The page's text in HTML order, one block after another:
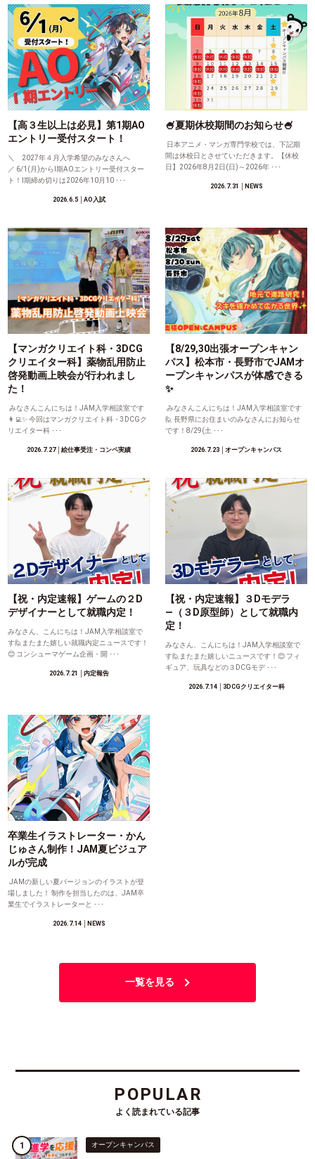
【高３生以上は必見】第1期AO
エントリー受付スタート！
＼ 2027年４月入学希望のみなさんへ
／ 6/1(月)からⅠ期AOエントリー受付スター
ト！Ⅰ期締め切りは2026年10月10 ･･･
2026.6.5│AO入試
🍧夏期休校期間のお知らせ🍧
日本アニメ・マンガ専門学校では、下記期
間は休校日とさせていただきます。【休校
日】2026年8月2日(日)～2026年 ･･･
2026.7.31 │NEWS
【マンガクリエイト科・3DCG
クリエイター科】薬物乱用防止
啓発動画上映会が行われまし
た！
みなさんこんにちは！JAM入学相談室です
👩‍💻✨ 今回はマンガクリエイト科・3DCGク
リエイター科 ･･･
2026.7.27│絵仕事受注・コンペ実績
【8/29,30出張オープンキャン
パス】松本市・長野市でJAMオ
ープンキャンパスが体感できる
✨
みなさんこんにちは！JAM入学相談室です
🙋 長野県にお住まいのみなさんにお知らせ
です！8/29(土 ･･･
2026.7.23 │オープンキャンパス
【祝・内定速報】ゲームの２D
デザイナーとして就職内定！
みなさん、こんにちは！JAM入学相談室で
す🙋またまた嬉しい就職内定ニュースです！
😊 コンシューマゲーム企画・開 ･･･
2026.7.21 │内定報告
【祝・内定速報】３Dモデラ
―（３D原型師）として就職内
定！
みなさん、こんにちは！JAM入学相談室で
す🙋またまた嬉しいニュースです！😊 フィ
ギュア、玩具などの３DCGモデ ･･･
2026.7.14│3DCGクリエイター科
卒業生イラストレーター・かん
じゅさん制作！JAM夏ビジュア
ルが完成
JAMの新しい夏バージョンのイラストが登
場しました！ 制作を担当したのは、JAM卒
業生でイラストレーターと ･･･
2026.7.14│NEWS
一覧を見る
POPULAR
よく読まれている記事
オープンキャンパス